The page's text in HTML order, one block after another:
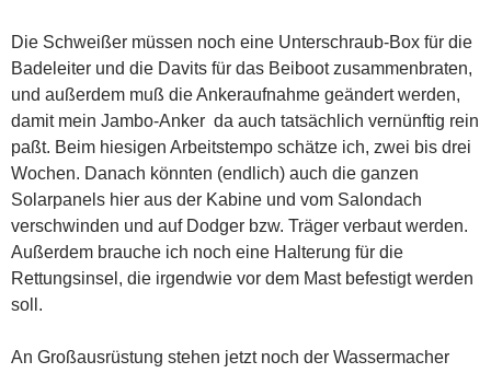
Die Schweißer müssen noch eine Unterschraub-Box für die
Badeleiter und die Davits für das Beiboot zusammenbraten,
und außerdem muß die Ankeraufnahme geändert werden,
damit mein Jambo-Anker da auch tatsächlich vernünftig rein
paßt. Beim hiesigen Arbeitstempo schätze ich, zwei bis drei
Wochen. Danach könnten (endlich) auch die ganzen
Solarpanels hier aus der Kabine und vom Salondach
verschwinden und auf Dodger bzw. Träger verbaut werden.
Außerdem brauche ich noch eine Halterung für die
Rettungsinsel, die irgendwie vor dem Mast befestigt werden
soll.
An Großausrüstung stehen jetzt noch der Wassermacher